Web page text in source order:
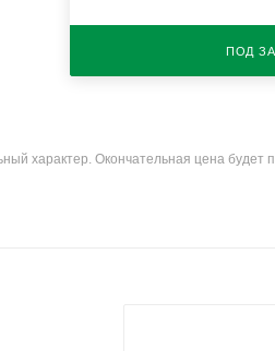
ПОД
характер. Окончательная цена